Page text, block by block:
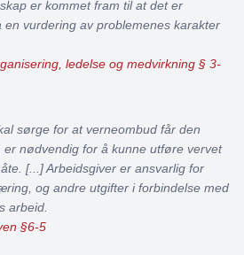
er kommet fram til at det er
en vurdering av problemenes karakter
ledelse og medvirkning § 3-
sørge for at verneombud får den
nødvendig for å kunne utføre vervet
[...] Arbeidsgiver er ansvarlig for
og andre utgifter i forbindelse med
arbeid.
§6-5